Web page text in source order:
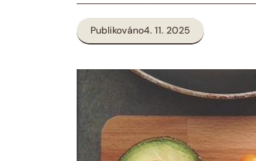
Publikováno4. 11. 2025